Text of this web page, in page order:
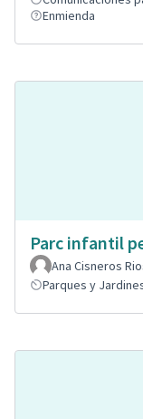
Enmienda
Parc infantil
Ana Cisneros
Parques y